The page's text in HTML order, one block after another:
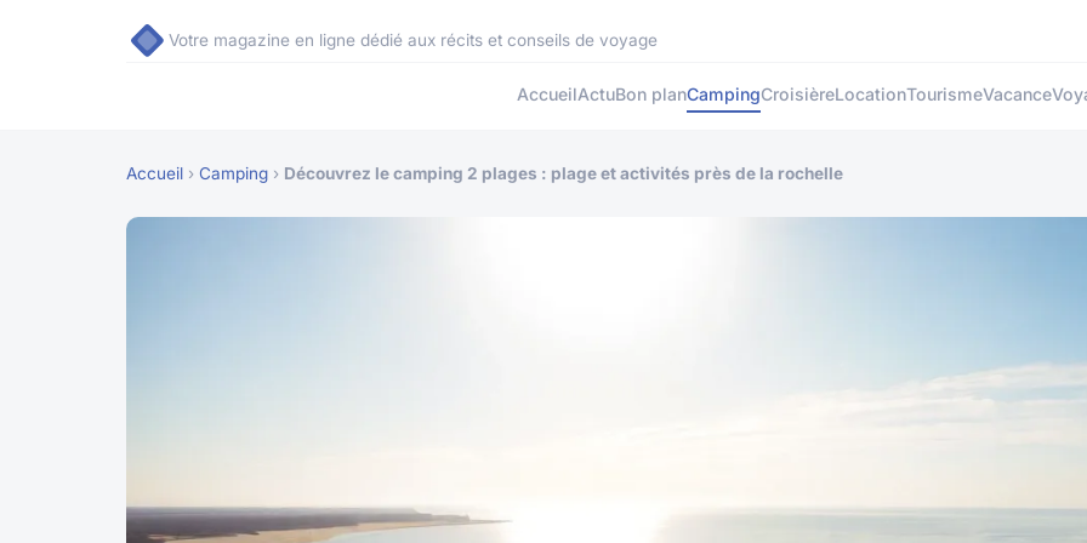
Votre magazine en ligne dédié aux récits et conseils de voyage
AccueilActuBon planCampingCroisièreLocationTourismeVacance
Accueil › Camping › Découvrez le camping 2 plages : plage et activités près de la rochelle